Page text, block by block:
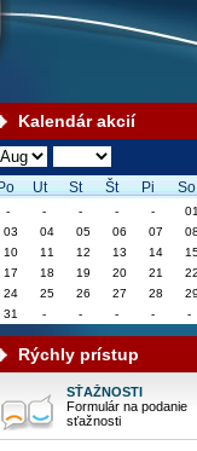
Kalendár akcií
Po Ut St Št Pi So
Rýchly prístup
SŤAŽNOSTI
Formulár na podanie
sťažnosti